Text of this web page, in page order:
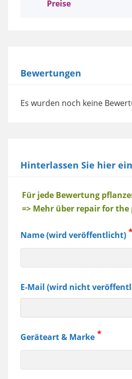
Preise
Bewertungen
Es wurden noch keine
Hinterlassen Sie hier
Baum
Für jede Bewertung
=> Mehr über repair for the
Name (wird veröffentlicht)
E-Mail (wird nicht
Geräteart & Marke